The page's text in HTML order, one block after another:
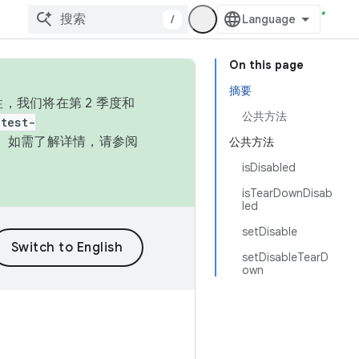
/
On this page
摘要
公共方法
公共方法
isDisabled
isTearDownDisab
led
setDisable
setDisableTearD
own
我们将在第 2 季度和
如需了解详情，请参阅